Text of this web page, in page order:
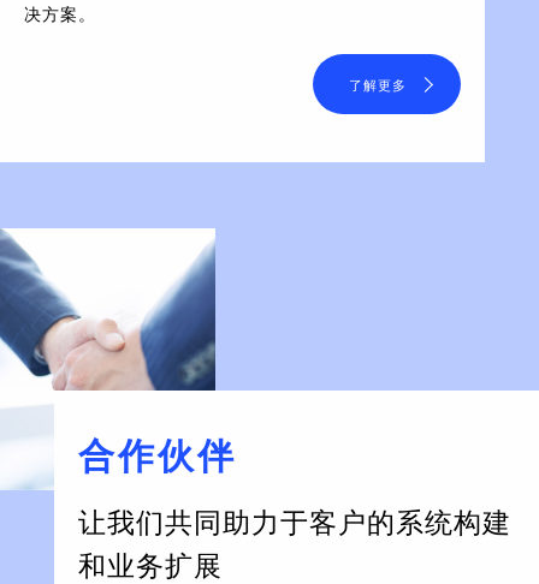
决方案。
了解更多
合作伙伴
让我们共同助力于客户的系统构建
和业务扩展